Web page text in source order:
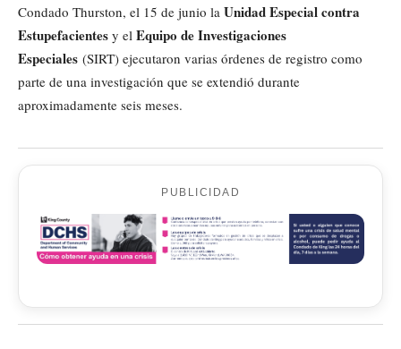
Condado Thurston, el 15 de junio la Unidad Especial contra
Estupefacientes y el Equipo de Investigaciones
Especiales (SIRT) ejecutaron varias órdenes de registro como
parte de una investigación que se extendió durante
aproximadamente seis meses.
PUBLICIDAD